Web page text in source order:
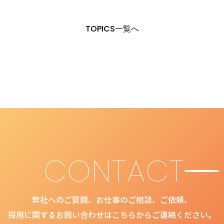
TOPICS一覧へ
CONTACT
弊社へのご質問、お仕事のご相談、ご依頼、
採用に関するお問い合わせはこちらからご連絡ください。